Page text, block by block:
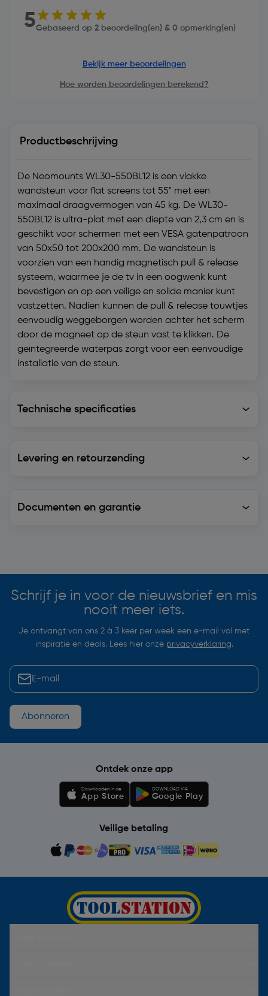
5Gebaseerd op 2 beoordeling(en) & 0 opmerking(en)
Bekijk meer beoordelingen
Hoe worden beoordelingen berekend?
Productbeschrijving
De Neomounts WL30-550BL12 is een vlakke
wandsteun voor flat screens tot 55" met een
maximaal draagvermogen van 45 kg. De WL30-
550BL12 is ultra-plat met een diepte van 2,3 cm en is
geschikt voor schermen met een VESA gatenpatroon
van 50x50 tot 200x200 mm. De wandsteun is
voorzien van een handig magnetisch pull & release
systeem, waarmee je de tv in een oogwenk kunt
bevestigen en op een veilige en solide manier kunt
vastzetten. Nadien kunnen de pull & release touwtjes
eenvoudig weggeborgen worden achter het scherm
door de magneet op de steun vast te klikken. De
geïntegreerde waterpas zorgt voor een eenvoudige
installatie van de steun.
Technische specificaties
Levering en retourzending
Documenten en garantie
Schrijf je in voor de nieuwsbrief en mis
nooit meer iets.
Je ontvangt van ons 2 à 3 keer per week een e-mail vol met
inspiratie en deals. Lees hier onze privacyverklaring.
Abonneren
Ontdek onze app
Downloaden in de
App Store
DOWNLOAD VIA
Google Play
Veilige betaling